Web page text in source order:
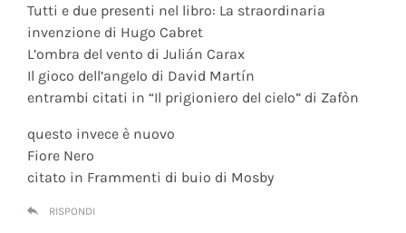
Tutti e due presenti nel libro: La straordinaria
invenzione di Hugo Cabret
L’ombra del vento di Julián Carax
Il gioco dell’angelo di David Martín
entrambi citati in “Il prigioniero del cielo” di Zafòn
questo invece è nuovo
Fiore Nero
citato in Frammenti di buio di Mosby
RISPONDI